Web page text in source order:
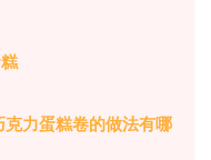
力蛋糕卷的做法有哪